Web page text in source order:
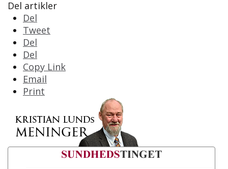
Del artikler
Del
Tweet
Del
Del
Copy Link
Email
Print